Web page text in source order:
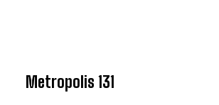
Metropolis 131